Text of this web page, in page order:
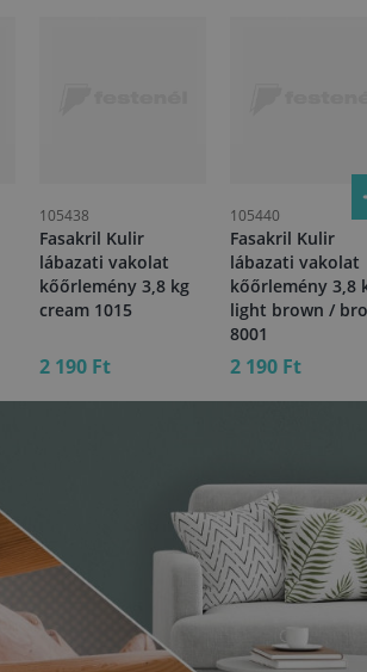
105438
Fasakril Kulir
lábazati vakolat
kőőrlemény 3,8 kg
cream 1015
2 190 Ft
105440
Fasakril Kulir
lábazati vakolat
kőőrlemény 3,8
light brown /
8001
2 190 Ft